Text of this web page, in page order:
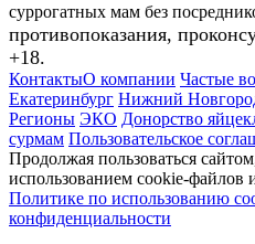
суррогатных мам без
противопоказания,
+18.
КонтактыО компании Частые
Екатеринбург Нижний
Регионы ЭКО Донорство
сурмам Пользовательское
Продолжая пользоваться
использованием cookie-файлов
Политике по использованию
конфиденциальности